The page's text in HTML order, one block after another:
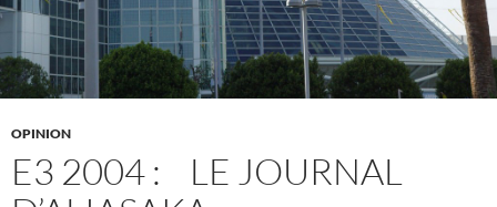
OPINION
E3 2004 : LE JOURNAL